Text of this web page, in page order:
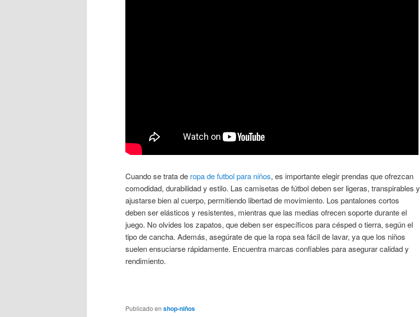
Cuando se trata de ropa de futbol para niños, es importante elegir prendas que ofrezcan
comodidad, durabilidad y estilo. Las camisetas de fútbol deben ser ligeras, transpirables y
ajustarse bien al cuerpo, permitiendo libertad de movimiento. Los pantalones cortos
deben ser elásticos y resistentes, mientras que las medias ofrecen soporte durante el
juego. No olvides los zapatos, que deben ser específicos para césped o tierra, según el
tipo de cancha. Además, asegúrate de que la ropa sea fácil de lavar, ya que los niños
suelen ensuciarse rápidamente. Encuentra marcas confiables para asegurar calidad y
rendimiento.
Publicado en shop-niños